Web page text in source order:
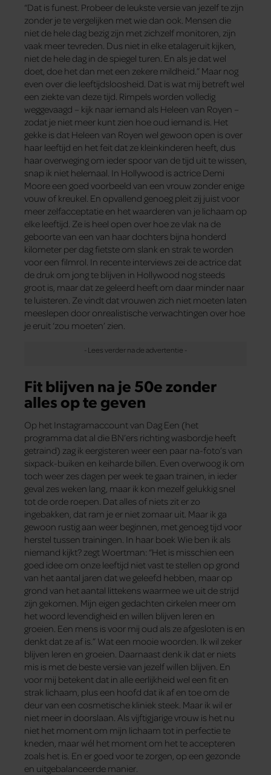
“Dat is funest. Probeer de leukste versie van jezelf te zijn
zonder je te vergelijken met wie dan ook. Mensen die
niet de hele dag bezig zijn met zichzelf monitoren, zijn
vaak meer tevreden. Dus niet in elke etalageruit kijken,
niet de hele dag in de spiegel turen. En als je dat wel
doet, doe het dan met een zekere mildheid.” Maar nog
even over die leeftijdsloosheid. Dat is wat mij betreft wel
een ziekte van deze tijd. Rimpels worden volledig
weggevaagd – kijk naar iemand als Heleen van Royen –
zodat je niet meer kunt zien hoe oud iemand is. Het
gekke is dat Heleen van Royen wel gewoon open is over
haar leeftijd en het feit dat ze kleinkinderen heeft, dus
haar overweging om ieder spoor van de tijd uit te wissen,
snap ik niet helemaal. In Hollywood is actrice Demi
Moore een goed voorbeeld van een vrouw zonder enige
vouw of kreukel. En opvallend genoeg pleit zij juist voor
meer zelfacceptatie en het waarderen van je lichaam op
elke leeftijd. Ze is heel open over hoe ze vlak na de
geboorte van een van haar dochters bijna honderd
kilometer per dag fietste om slank en strak te worden
voor een filmrol. In recente interviews zei de actrice dat
de druk om jong te blijven in Hollywood nog steeds
groot is, maar dat ze geleerd heeft om daar minder naar
te luisteren. Ze vindt dat vrouwen zich niet moeten laten
meeslepen door onrealistische verwachtingen over hoe
je eruit ‘zou moeten’ zien.
Fit blijven na je 50e zonder
alles op te geven
Op het Instagramaccount van Dag Een (het
programma dat al die BN’ers richting wasbordje heeft
getraind) zag ik eergisteren weer een paar na-foto’s van
sixpack-buiken en keiharde billen. Even overwoog ik om
toch weer zes dagen per week te gaan trainen, in ieder
geval zes weken lang, maar ik kon mezelf gelukkig snel
tot de orde roepen. Dat alles of niets zit er zo
ingebakken, dat ram je er niet zomaar uit. Maar ik ga
gewoon rustig aan weer beginnen, met genoeg tijd voor
herstel tussen trainingen. In haar boek Wie ben ik als
niemand kijkt? zegt Woertman: “Het is misschien een
goed idee om onze leeftijd niet vast te stellen op grond
van het aantal jaren dat we geleefd hebben, maar op
grond van het aantal littekens waarmee we uit de strijd
zijn gekomen. Mijn eigen gedachten cirkelen meer om
het woord levendigheid en willen blijven leren en
groeien. Een mens is voor mij oud als ze afgesloten is en
denkt dat ze af is.” Wat een mooie woorden. Ik wil zeker
blijven leren en groeien. Daarnaast denk ik dat er niets
mis is met de beste versie van jezelf willen blijven. En
voor mij betekent dat in alle eerlijkheid wel een fit en
strak lichaam, plus een hoofd dat ik af en toe om de
deur van een cosmetische kliniek steek. Maar ik wil er
niet meer in doorslaan. Als vijftigjarige vrouw is het nu
niet het moment om mijn lichaam tot in perfectie te
kneden, maar wél het moment om het te accepteren
zoals het is. En er goed voor te zorgen, op een gezonde
en uitgebalanceerde manier.